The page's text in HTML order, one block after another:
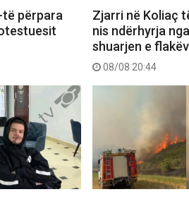
përpara
Zjarri në Koliaç
nis ndërhyrja
shuarjen e
08/08 20:44